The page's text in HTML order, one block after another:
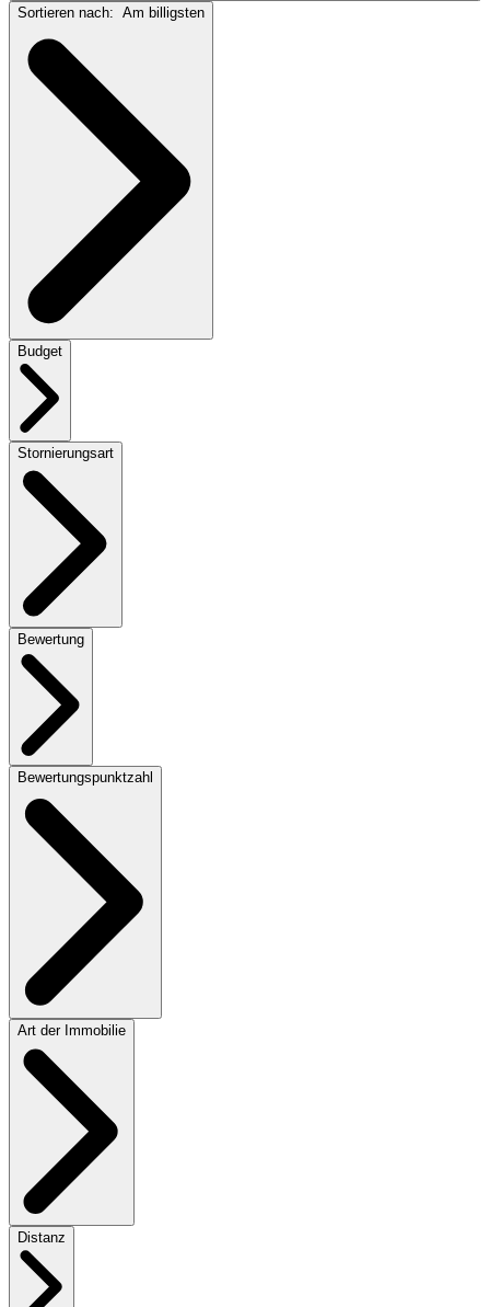
Sortieren nach: Am billigsten
Budget
Stornierungsart
Bewertung
Bewertungspunktzahl
Art der Immobilie
Distanz